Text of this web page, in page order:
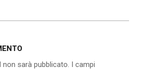
non sarà pubblicato.
I campi